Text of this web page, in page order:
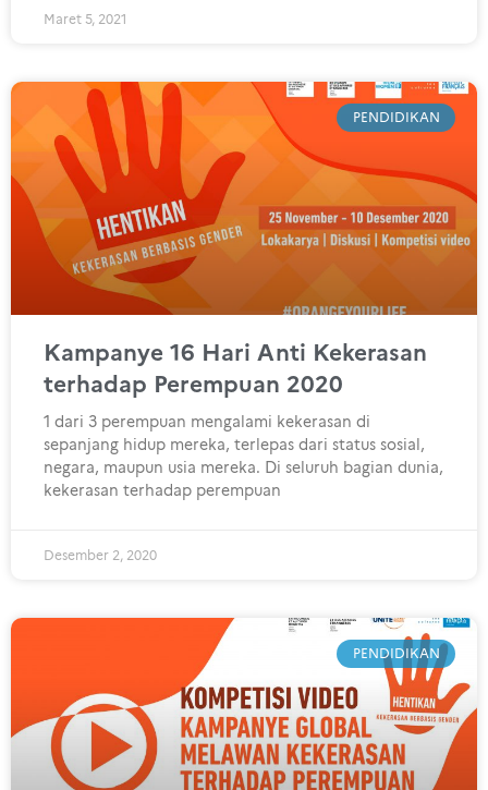
Maret 5, 2021
PENDIDIKAN
Kampanye 16 Hari Anti Kekerasan
terhadap Perempuan 2020
1 dari 3 perempuan mengalami kekerasan di
sepanjang hidup mereka, terlepas dari status sosial,
negara, maupun usia mereka. Di seluruh bagian dunia,
kekerasan terhadap perempuan
Desember 2, 2020
PENDIDIKAN